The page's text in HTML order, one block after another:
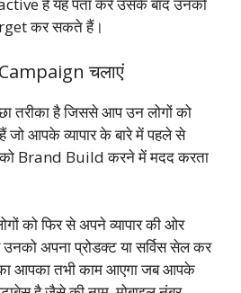
active है यह पता करें उसके बाद उनको
कर सकते हैं।
चलाएं
तरीका है जिससे आप उन लोगों को
आपके व्यापार के बारे में पहले से
Brand Build करने में मदद करता
को फिर से अपने व्यापार की ओर
अपना प्रोडक्ट या सर्विस सेल कर
आपका तभी काम आएगा जब आपके